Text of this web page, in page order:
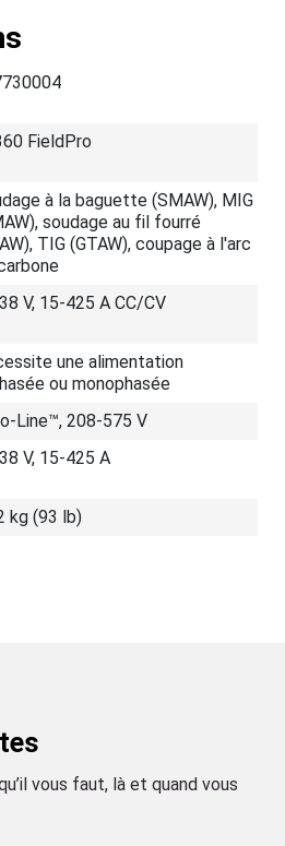
FieldPro
à la baguette (SMAW), MIG
soudage au fil fourré
TIG (GTAW), coupage à l'arc
V, 15-425 A CC/CV
une alimentation
ou monophasée
Line™, 208-575 V
V, 15-425 A
kg (93 lb)
vous faut, là et quand vous